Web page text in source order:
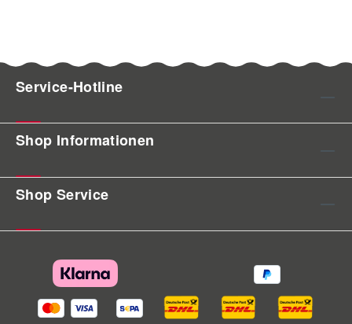
Service-Hotline
Shop Informationen
Shop Service